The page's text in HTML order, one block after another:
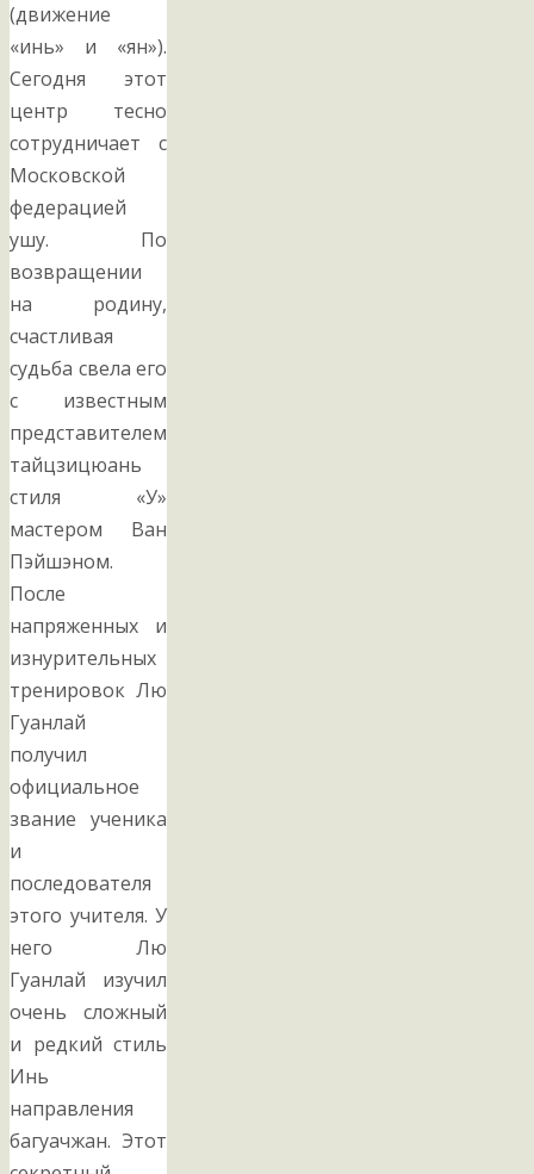
(движение
«инь» и «ян»).
Сегодня этот
центр тесно
сотрудничает с
Московской
федерацией
ушу. По
возвращении
на родину,
счастливая
судьба свела его
с известным
представителем
тайцзицюань
стиля «У»
мастером Ван
Пэйшэном.
После
напряженных и
изнурительных
тренировок Лю
Гуанлай
получил
официальное
звание ученика
и
последователя
этого учителя. У
него Лю
Гуанлай изучил
очень сложный
и редкий стиль
Инь
направления
багуачжан. Этот